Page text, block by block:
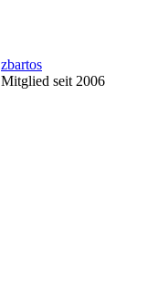
zbartos
Mitglied seit 2006